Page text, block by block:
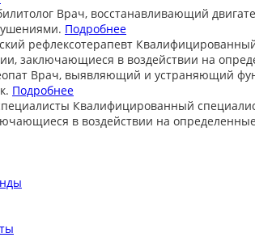
Врач, восстанавливающий
Подробнее
рефлексотерапевт
заключающиеся в воздействии на
Врач, выявляющий и устраняющий
Подробнее
Квалифицированный
в воздействии на